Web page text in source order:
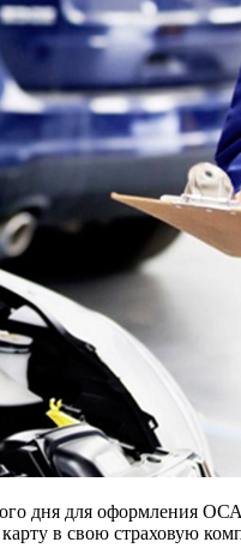
дня для оформления
в свою страховую